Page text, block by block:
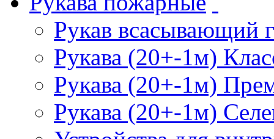
Рукав всасывающий
Рукава (20+-1м)
Рукава (20+-1м)
Рукава (20+-1м)